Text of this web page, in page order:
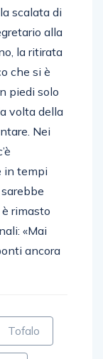
scalata di
alla
la ritirata
che si è
piedi solo
volta della
Nei
in tempi
rimasto
«Mai
ancora
Tofalo